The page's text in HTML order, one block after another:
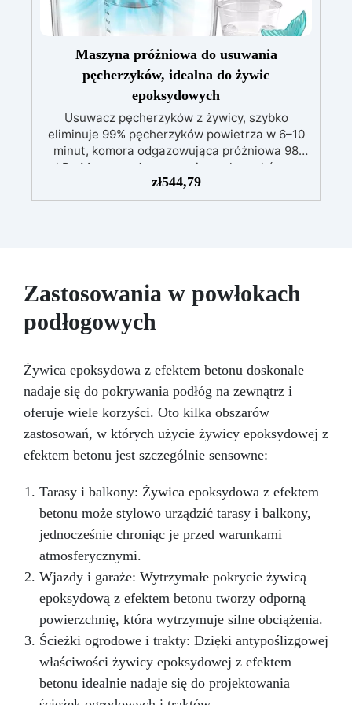
Maszyna próżniowa do usuwania
pęcherzyków, idealna do żywic
epoksydowych
Usuwacz pęcherzyków z żywicy, szybko
eliminuje 99% pęcherzyków powietrza w 6–10
minut, komora odgazowująca próżniowa 98
kPa.Maszyna do usuwania pęcherzyków w
mieszankach żywic epoksydowych, idealna do
sztuki z żywicy i prac ręcznych.
zł544,79
Zastosowania w powłokach
podłogowych
Żywica epoksydowa z efektem betonu doskonale
nadaje się do pokrywania podłóg na zewnątrz i
oferuje wiele korzyści. Oto kilka obszarów
zastosowań, w których użycie żywicy epoksydowej z
efektem betonu jest szczególnie sensowne:
Tarasy i balkony: Żywica epoksydowa z efektem
betonu może stylowo urządzić tarasy i balkony,
jednocześnie chroniąc je przed warunkami
atmosferycznymi.
Wjazdy i garaże: Wytrzymałe pokrycie żywicą
epoksydową z efektem betonu tworzy odporną
powierzchnię, która wytrzymuje silne obciążenia.
Ścieżki ogrodowe i trakty: Dzięki antypoślizgowej
właściwości żywicy epoksydowej z efektem
betonu idealnie nadaje się do projektowania